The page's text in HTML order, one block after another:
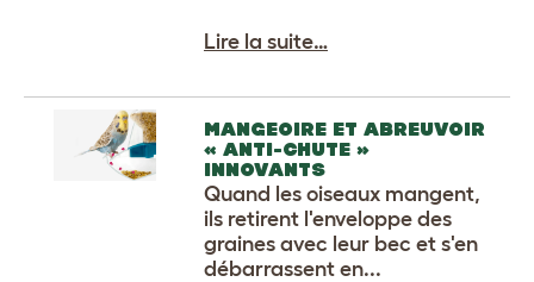
Lire la suite…
MANGEOIRE ET ABREUVOIR
« ANTI-CHUTE »
INNOVANTS
Quand les oiseaux mangent,
ils retirent l'enveloppe des
graines avec leur bec et s'en
débarrassent en...